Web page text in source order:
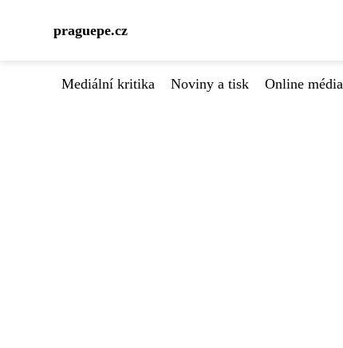
praguepe.cz
Mediální kritika Noviny a tisk Online